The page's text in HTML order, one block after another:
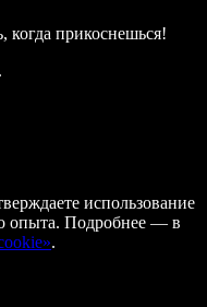
прикоснешься!
использование
опыта. Подробнее — в
.